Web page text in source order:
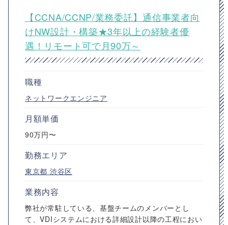
【CCNA/CCNP/業務委託】通信事業者向
けNW設計・構築★3年以上の経験者優
遇！リモート可で月90万～
職種
ネットワークエンジニア
月額単価
90万円〜
勤務エリア
東京都 渋谷区
業務内容
弊社が常駐している、基盤チームのメンバーとし
て、VDIシステムにおける詳細設計以降の工程におい